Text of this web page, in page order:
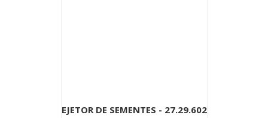
EJETOR DE SEMENTES - 27.29.602